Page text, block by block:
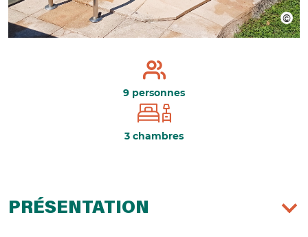
9 personnes
3 chambres
PRÉSENTATION